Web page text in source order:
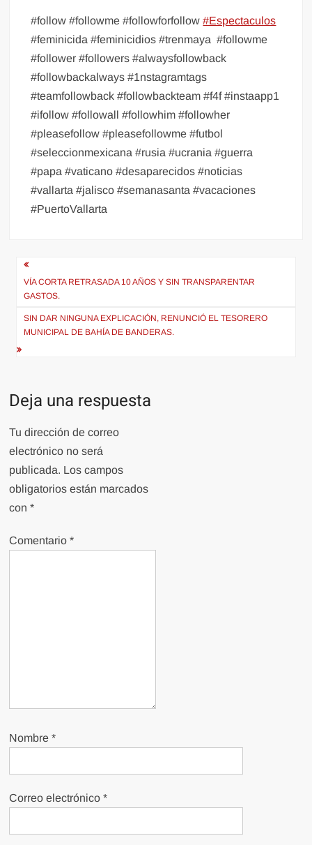
#follow #followme #followforfollow#Espectaculos
#feminicida #feminicidios #trenmaya #followme
#follower #followers #alwaysfollowback
#followbackalways #1nstagramtags
#teamfollowback #followbackteam #f4f #instaapp1
#ifollow #followall #followhim #followher
#pleasefollow #pleasefollowme #futbol
#seleccionmexicana #rusia #ucrania #guerra
#papa #vaticano #desaparecidos #noticias
#vallarta #jalisco #semanasanta #vacaciones
#PuertoVallarta
Navegación
de
entradas
VÍA CORTA RETRASADA 10 AÑOS Y SIN TRANSPARENTAR
GASTOS.
SIN DAR NINGUNA EXPLICACIÓN, RENUNCIÓ EL TESORERO
MUNICIPAL DE BAHÍA DE BANDERAS.
Deja una respuesta
Tu dirección de correo
electrónico no será
publicada. Los campos
obligatorios están marcados
con*
Comentario*
Nombre*
Correo electrónico*